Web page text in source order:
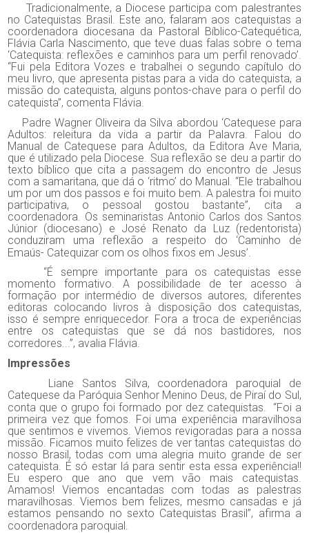
Tradicionalmente, a Diocese participa com palestrantes
no Catequistas Brasil. Este ano, falaram aos catequistas a
coordenadora diocesana da Pastoral Bíblico-Catequética,
Flávia Carla Nascimento, que teve duas falas sobre o tema
‘Catequista: reflexões e caminhos para um perfil renovado’.
“Fui pela Editora Vozes e trabalhei o segundo capítulo do
meu livro, que apresenta pistas para a vida do catequista, a
missão do catequista, alguns pontos-chave para o perfil do
catequista”, comenta Flávia.
Padre Wagner Oliveira da Silva abordou ‘Catequese para
Adultos: releitura da vida a partir da Palavra. Falou do
Manual de Catequese para Adultos, da Editora Ave Maria,
que é utilizado pela Diocese. Sua reflexão se deu a partir do
texto bíblico que cita a passagem do encontro de Jesus
com a samaritana, que dá o ‘ritmo’ do Manual. “Ele trabalhou
um por um dos passos e foi muito bem. A palestra foi muito
participativa, o pessoal gostou bastante”, cita a
coordenadora. Os seminaristas Antonio Carlos dos Santos
Júnior (diocesano) e José Renato da Luz (redentorista)
conduziram uma reflexão a respeito do ‘Caminho de
Emaús- Catequizar com os olhos fixos em Jesus’.
“É sempre importante para os catequistas esse
momento formativo. A possibilidade de ter acesso à
formação por intermédio de diversos autores, diferentes
editoras colocando livros à disposição dos catequistas,
isso é sempre enriquecedor. Fora a troca de experiências
entre os catequistas que se dá nos bastidores, nos
corredores...”, avalia Flávia.
Impressões
Liane Santos Silva, coordenadora paroquial de
Catequese da Paróquia Senhor Menino Deus, de Piraí do Sul,
conta que o grupo foi formado por dez catequistas.
“Foi a
primeira vez que fomos. Foi uma experiência maravilhosa
que sentimos e vivemos. Viemos revigoradas para a nossa
missão. Ficamos muito felizes de ver tantas catequistas do
nosso Brasil, todas com uma alegria muito grande de ser
catequista. É só estar lá para sentir esta essa experiência!!
Eu espero que ano que vem vão mais catequistas.
Amamos! Viemos encantadas com todas as palestras
maravilhosas. Viemos bem felizes, mesmo cansadas e já
estamos pensando no sexto Catequistas Brasil”, afirma a
coordenadora paroquial.